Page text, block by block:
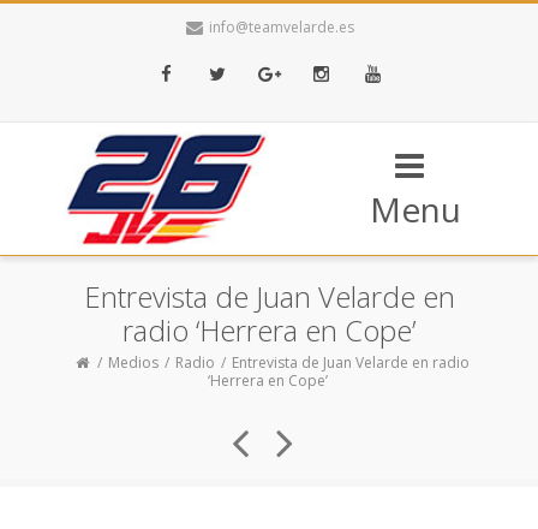
info@teamvelarde.es
FacebookTwitter Google+InstagramYoutube
Menu
Entrevista de Juan Velarde en
radio ‘Herrera en Cope’
Medios Radio
Entrevista de Juan Velarde en radio
‘Herrera en Cope’